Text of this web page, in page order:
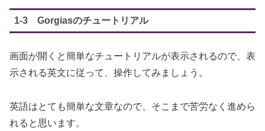
1-3 Gorgiasのチュートリアル
画面が開くと簡単なチュートリアルが表示されるので、表
示される英文に従って、操作してみましょう。
英語はとても簡単な文章なので、そこまで苦労なく進めら
れると思います。